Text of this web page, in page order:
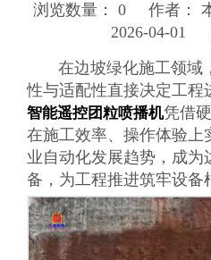
浏览数量： 0作者： 本
2026-04-01
在边坡绿化施工领域
性与适配性直接决定工程
智能遥控团粒喷播机凭借
在施工效率、操作体验上
业自动化发展趋势，成为
备，为工程推进筑牢设备